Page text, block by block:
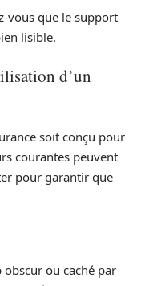
vous que le support
lisible.
d’un
soit conçu pour
courantes peuvent
pour garantir que
ou caché par